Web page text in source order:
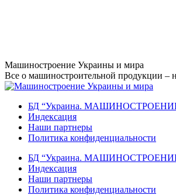
Перейти
к
содержанию
Машиностроение Украины и мира
Все о машиностроительной продукции –
БД “Украина.
Индекcация
Наши партнеры
Политика конфиденциальности
БД “Украина.
Индекcация
Наши партнеры
Политика конфиденциальности